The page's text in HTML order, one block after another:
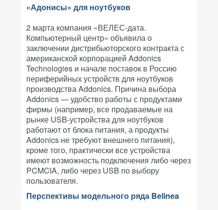
«Адонисы» для ноутбуков
2 марта компания «ВЕЛЕС-дата.
Компьютерный центр» объявила о
заключении дистрибьюторского контракта с
американской корпорацией Addonics
Technologies и начале поставок в Россию
периферийных устройств для ноутбуков
производства Addonics. Причина выбора
Addonics — удобство работы с продуктами
фирмы (например, все продаваемые на
рынке USB-устройства для ноутбуков
работают от блока питания, а продукты
Addonics не требуют внешнего питания),
кроме того, практически все устройства
имеют возможность подключения либо через
PCMCIA, либо через USB по выбору
пользователя.
Перспективы модельного ряда Belinea